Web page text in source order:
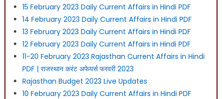
15 February 2023 Daily Current Affairs in Hindi PDF
14 February 2023 Daily Current Affairs in Hindi PDF
13 February 2023 Daily Current Affairs in Hindi PDF
12 February 2023 Daily Current Affairs in Hindi PDF
11-20 February 2023 Rajasthan Current Affairs in Hindi
PDF | राजस्थान करंट अफेयर्स फरवरी 2023
Rajasthan Budget 2023 Live Updates
10 February 2023 Daily Current Affairs in Hindi PDF